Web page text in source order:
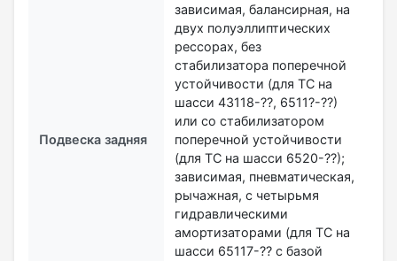
Подвеска задняя
зависимая, балансирная, на
двух полуэллиптических
рессорах, без
стабилизатора поперечной
устойчивости (для ТС на
шасси 43118-??, 6511?-??)
или со стабилизатором
поперечной устойчивости
(для ТС на шасси 6520-??);
зависимая, пневматическая,
рычажная, с четырьмя
гидравлическими
амортизаторами (для ТС на
шасси 65117-?? с базой